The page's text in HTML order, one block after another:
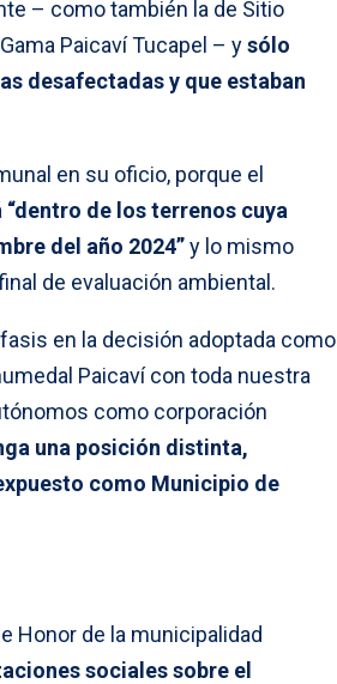
– como también la de Sitio
Paicaví Tucapel – ysólo
desafectadas y que estaban
en su oficio, porque el
“dentro de los terrenos cuya
del año 2024”y lo mismo
de evaluación ambiental.
en la decisión adoptada como
Paicaví con toda nuestra
como corporación
una posición distinta,
como Municipio de
Honor de la municipalidad
sociales sobre el